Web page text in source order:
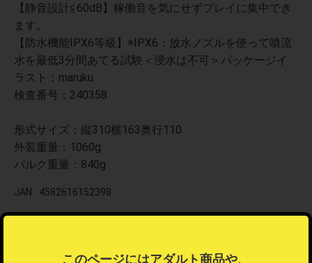
【静音設計≦60dB】稼働音を気にせずプレイに集中でき
ます。
【防水機能IPX6等級】※IPX6：放水ノズルを使って噴流
水を最低3分間あてる試験＜浸水は不可＞パッケージイ
ラスト：maruku
検査番号：240358
形式サイズ：縦310横163奥行110
外装重量：1060g
バルク重量：840g
JAN 4582616152398
大人（アダルト）＞ 秘宝館 ＞ 新商品
このページにはアダルト商品や、